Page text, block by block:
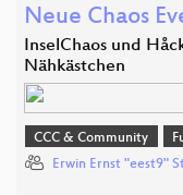
Neue Chaos
InselChaos und
Nähkästchen
CCC & Community
Erwin Ernst "eest9"